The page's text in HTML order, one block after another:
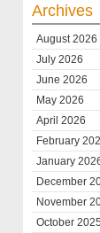
Archives
August 2026
July 2026
June 2026
May 2026
April 2026
February
January
December
November
October 2025